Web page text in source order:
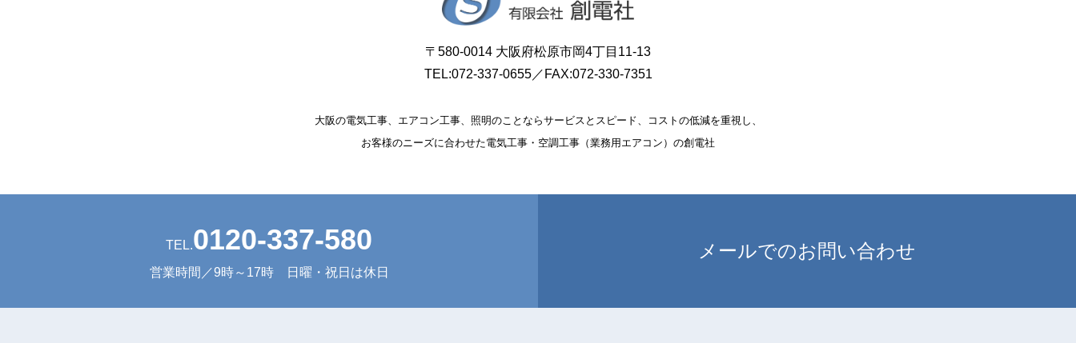
〒580-0014 大阪府松原市岡4丁目11-13
TEL:072-337-0655／FAX:072-330-7351
大阪の電気工事、エアコン工事、照明のことならサービスとスピード、コストの低減を重視し、
お客様のニーズに合わせた電気工事・空調工事（業務用エアコン）の創電社
TEL.0120-337-580
営業時間／9時～17時 日曜・祝日は休日
メールでのお問い合わせ